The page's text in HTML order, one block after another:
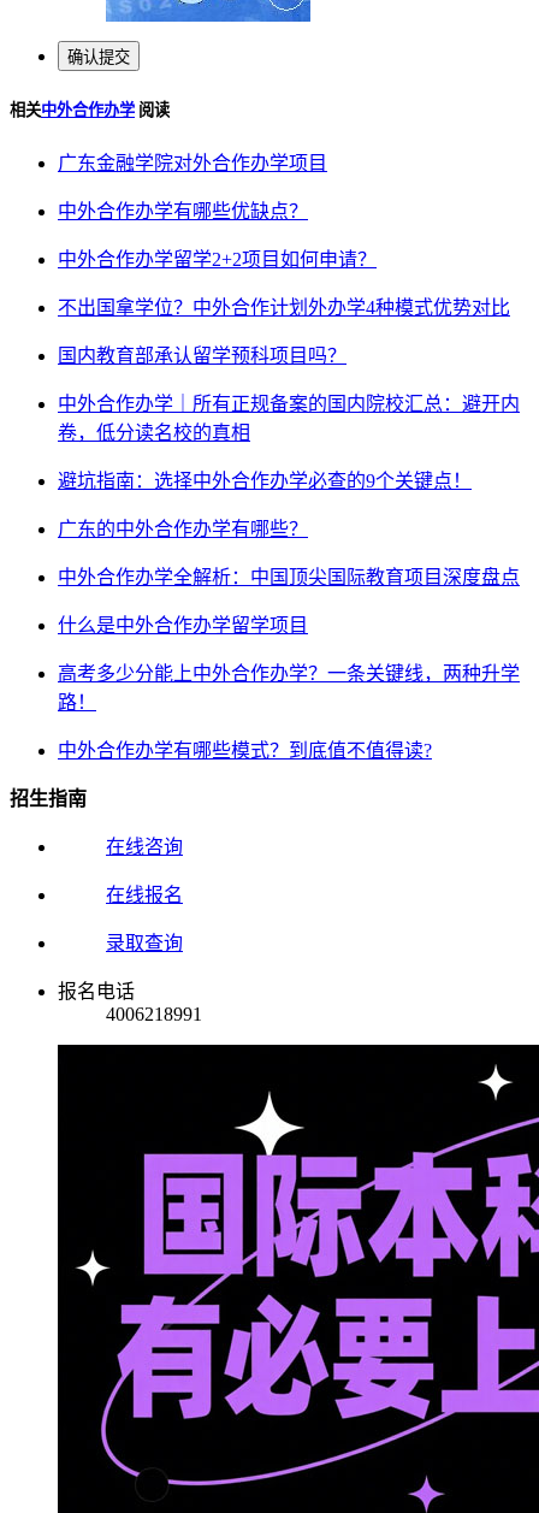
相关中外合作办学 阅读
广东金融学院对外合作办学项目
中外合作办学有哪些优缺点？
中外合作办学留学2+2项目如何申请？
不出国拿学位？中外合作计划外办学4种模式优势对比
国内教育部承认留学预科项目吗？
中外合作办学｜所有正规备案的国内院校汇总：避开内
卷，低分读名校的真相
避坑指南：选择中外合作办学必查的9个关键点！
广东的中外合作办学有哪些？
中外合作办学全解析：中国顶尖国际教育项目深度盘点
什么是中外合作办学留学项目
高考多少分能上中外合作办学？一条关键线，两种升学
路！
中外合作办学有哪些模式？到底值不值得读?
招生指南
在线咨询
在线报名
录取查询
报名电话
4006218991